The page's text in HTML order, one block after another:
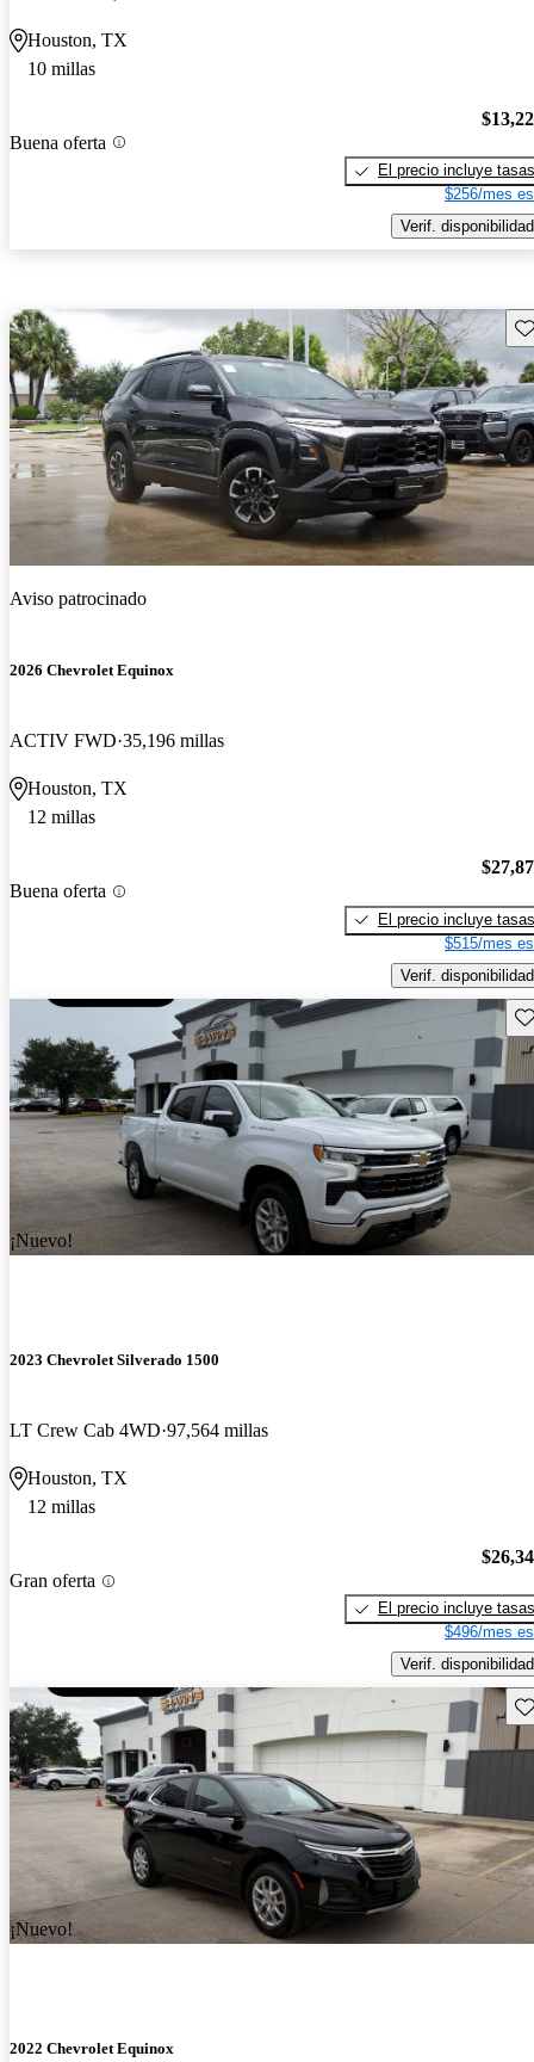
Houston, TX
10 millas
Buena oferta
El precio incluye tasas
$256/mes
Verif. disponibilidad
Aviso patrocinado
2026 Chevrolet Equinox
ACTIV FWD 35,196 millas
Houston, TX
12 millas
Buena oferta
El precio incluye tasas
$515/mes
Verif. disponibilidad
¡Nuevo!
2023 Chevrolet Silverado 1500
LT Crew Cab 4WD 97,564 millas
Houston, TX
12 millas
Gran oferta
El precio incluye tasas
$496/mes
Verif. disponibilidad
¡Nuevo!
2022 Chevrolet Equinox